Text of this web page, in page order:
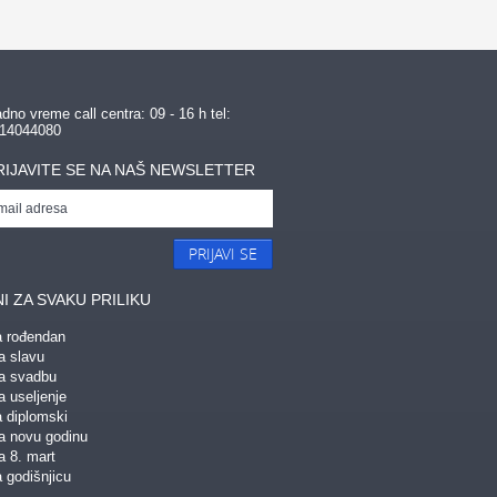
vreme call centra: 09 - 16 h tel:
SE NA NAŠ NEWSLETTER
PRIJAVI SE
ZA SVAKU PRILIKU
rođendan
slavu
svadbu
useljenje
diplomski
novu godinu
8. mart
godišnjicu